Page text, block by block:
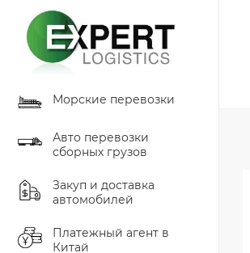
Морские перевозки
Авто перевозки
сборных грузов
Закуп и доставка
автомобилей
Платежный агент в
Китай